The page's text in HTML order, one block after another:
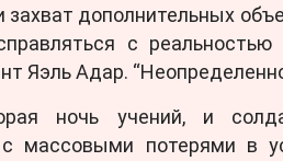
захват дополнительных
с
Яэль Адар.
ночь учений, и
массовыми потерями в